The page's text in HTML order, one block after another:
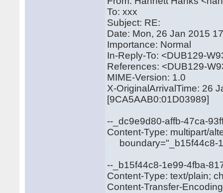
To: xxx
Subject: RE:
Date: Mon, 26 Jan 2015
Importance: Normal
In-Reply-To: <DUB129-
References: <DUB129-
MIME-Version: 1.0
X-OriginalArrivalTime: 26
[9CA5AAB0:01D03989]
--_dc9e9d80-affb-47ca-
Content-Type: multipart/
boundary="_b15f44c8-
--_b15f44c8-1e99-4fba-
Content-Type: text/plain;
Content-Transfer-